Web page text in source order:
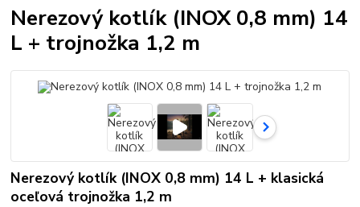
Nerezový kotlík (INOX 0,8 mm) 14
L + trojnožka 1,2 m
Nerezový kotlík (INOX 0,8 mm) 14 L + klasická
oceľová trojnožka 1,2 m